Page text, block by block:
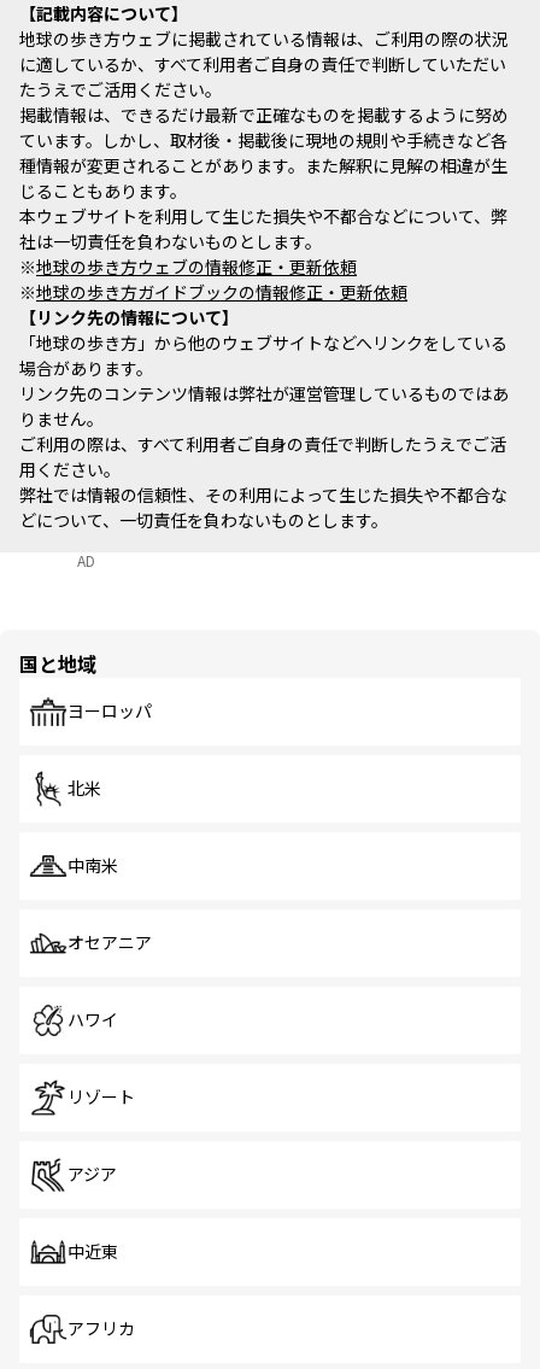
記載内容について
地球の歩き方ウェブに掲載されている情報は、ご利用の際の状況
に適しているか、すべて利用者ご自身の責任で判断していただい
たうえでご活用ください。
掲載情報は、できるだけ最新で正確なものを掲載するように努め
ています。しかし、取材後・掲載後に現地の規則や手続きなど各
種情報が変更されることがあります。また解釈に見解の相違が生
じることもあります。
本ウェブサイトを利用して生じた損失や不都合などについて、弊
社は一切責任を負わないものとします。
※地球の歩き方ウェブの情報修正・更新依頼
※地球の歩き方ガイドブックの情報修正・更新依頼
リンク先の情報について
「地球の歩き方」から他のウェブサイトなどへリンクをしている
場合があります。
リンク先のコンテンツ情報は弊社が運営管理しているものではあ
りません。
ご利用の際は、すべて利用者ご自身の責任で判断したうえでご活
用ください。
弊社では情報の信頼性、その利用によって生じた損失や不都合な
どについて、一切責任を負わないものとします。
AD
国と地域
ヨーロッパ
北米
中南米
オセアニア
ハワイ
リゾート
アジア
中近東
アフリカ